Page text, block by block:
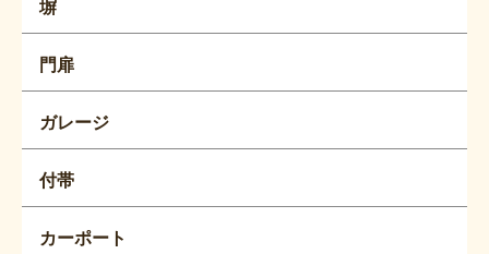
塀
門扉
ガレージ
付帯
カーポート